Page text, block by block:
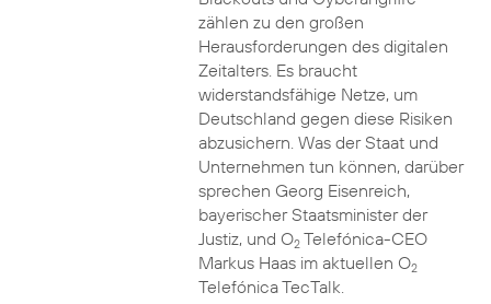
zählen zu den großen
Herausforderungen des digitalen
Zeitalters. Es braucht
widerstandsfähige Netze, um
Deutschland gegen diese Risiken
abzusichern. Was der Staat und
Unternehmen tun können, darüber
sprechen Georg Eisenreich,
bayerischer Staatsminister der
Justiz, und O2Telefónica-CEO
Markus Haas im aktuellen O2
Telefónica TecTalk.